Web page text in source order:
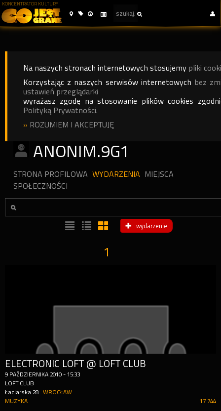
KONCENTRATOR KULTURY
Na naszych stronach internetowych stosujemy pliki
Korzystając z naszych serwisów internetowych bez
ustawień przeglądarki
wyrażasz zgodę na stosowanie plików cookies
Polityką Prywatności.
» ROZUMIEM I AKCEPTUJĘ
ANONIM.9G1
STRONA PROFILOWA WYDARZENIA MIEJSCA
SPOŁECZNOŚCI
wydarzenie
1
ELECTRONIC LOFT @ LOFT CLUB
9 PAŹDZIERNIKA 2010 -15:33
LOFT CLUB
Łaciarska 28
WROCŁAW
17 744
MUZYKA